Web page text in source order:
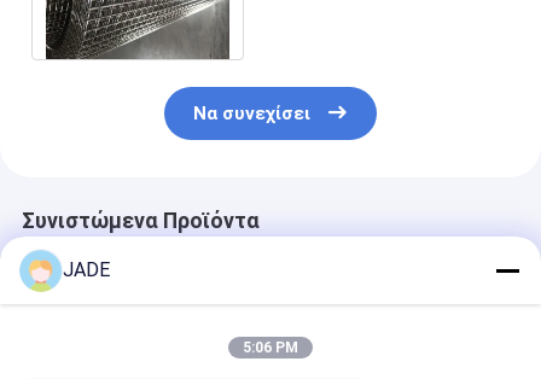
Να συνεχίσει
Συνιστώμενα Προϊόντα
JADE
5:06 PM